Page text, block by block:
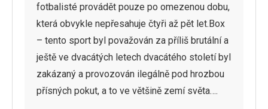
fotbalisté provádět pouze po omezenou dobu,
která obvykle nepřesahuje čtyři až pět let.Box
– tento sport byl považován za příliš brutální a
ještě ve dvacátých letech dvacátého století byl
zakázaný a provozován ilegálně pod hrozbou
přísných pokut, a to ve většině zemí světa….